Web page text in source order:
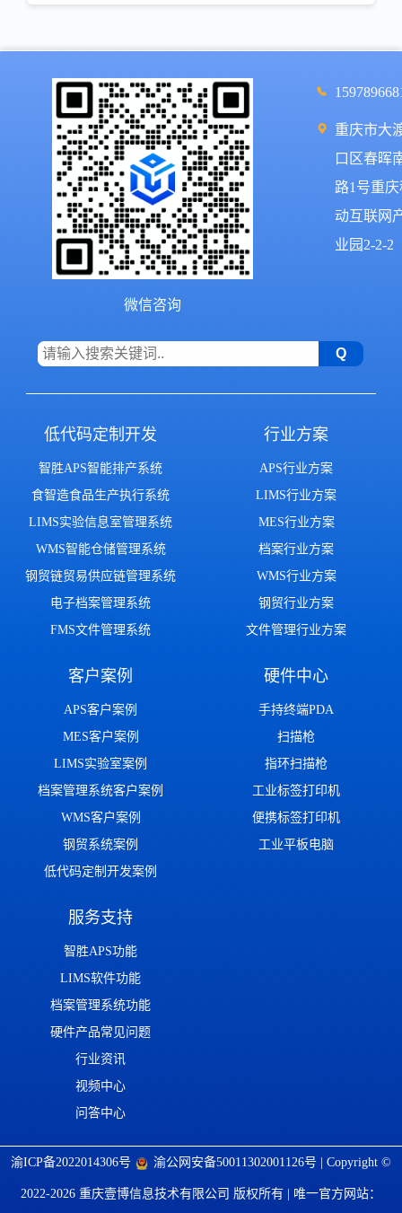
微信咨询
重庆市大
口区春晖
路1号重庆
动互联网
业园2-2-2
低代码定制开发
智胜APS智能排产系统
食智造食品生产执行系统
LIMS实验信息室管理系统
WMS智能仓储管理系统
钢贸链贸易供应链管理系统
电子档案管理系统
FMS文件管理系统
行业方案
APS行业方案
LIMS行业方案
MES行业方案
档案行业方案
WMS行业方案
钢贸行业方案
文件管理行业方案
客户案例
APS客户案例
MES客户案例
LIMS实验室案例
档案管理系统客户案例
WMS客户案例
钢贸系统案例
低代码定制开发案例
硬件中心
手持终端PDA
扫描枪
指环扫描枪
工业标签打印机
便携标签打印机
工业平板电脑
服务支持
智胜APS功能
LIMS软件功能
档案管理系统功能
硬件产品常见问题
行业资讯
视频中心
问答中心
渝ICP备2022014306号 渝公网安备50011302001126号 | Copyright ©
2022-2026 重庆壹博信息技术有限公司 版权所有 | 唯一官方网站：